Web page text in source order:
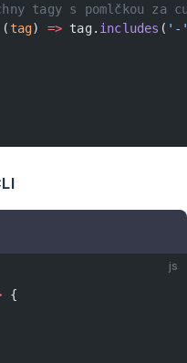
tagy s pomlčkou za
tag) => tag. includes ( '-
js
{